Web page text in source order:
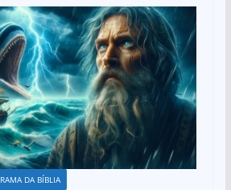
DA BÍBLIA